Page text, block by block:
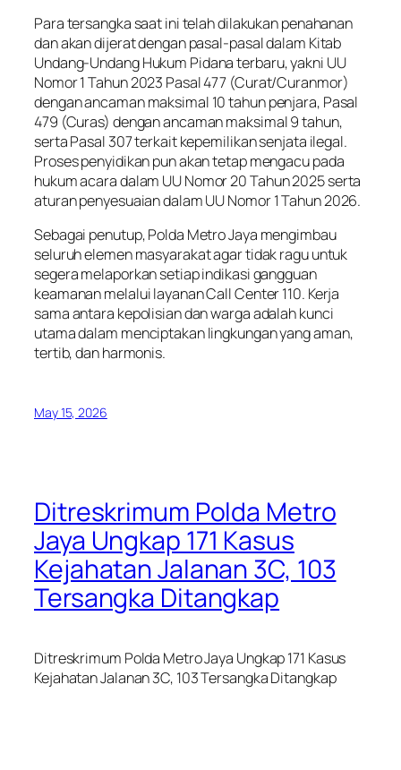
Para tersangka saat ini telah dilakukan penahanan
dan akan dijerat dengan pasal-pasal dalam Kitab
Undang-Undang Hukum Pidana terbaru, yakni UU
Nomor 1 Tahun 2023 Pasal 477 (Curat/Curanmor)
dengan ancaman maksimal 10 tahun penjara, Pasal
479 (Curas) dengan ancaman maksimal 9 tahun,
serta Pasal 307 terkait kepemilikan senjata ilegal.
Proses penyidikan pun akan tetap mengacu pada
hukum acara dalam UU Nomor 20 Tahun 2025 serta
aturan penyesuaian dalam UU Nomor 1 Tahun 2026.
Sebagai penutup, Polda Metro Jaya mengimbau
seluruh elemen masyarakat agar tidak ragu untuk
segera melaporkan setiap indikasi gangguan
keamanan melalui layanan Call Center 110. Kerja
sama antara kepolisian dan warga adalah kunci
utama dalam menciptakan lingkungan yang aman,
tertib, dan harmonis.
May 15, 2026
Ditreskrimum Polda Metro
Jaya Ungkap 171 Kasus
Kejahatan Jalanan 3C, 103
Tersangka Ditangkap
Ditreskrimum Polda Metro Jaya Ungkap 171 Kasus
Kejahatan Jalanan 3C, 103 Tersangka Ditangkap